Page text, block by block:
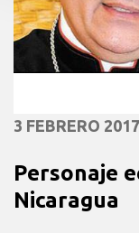
3 FEBRERO 2017
Personaje
Nicaragua